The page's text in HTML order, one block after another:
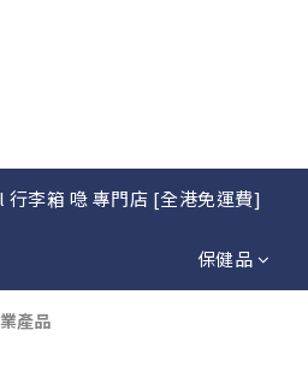
李箱 喼 專門店 [全港免運費]
保健品
產品